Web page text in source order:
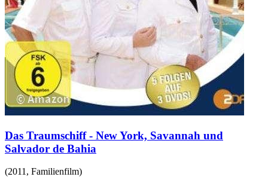
Das Traumschiff - New York, Savannah und
Salvador de Bahia
(2011 , Familienfilm)